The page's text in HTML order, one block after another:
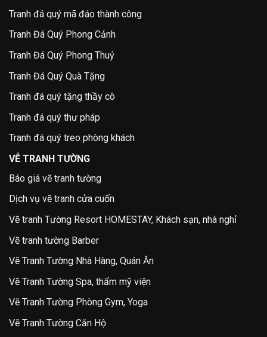
Tranh đá quý mã đáo thành công
Tranh Đá Quý Phong Cảnh
Tranh Đá Quý Phong Thuỷ
Tranh Đá Quý Quà Tặng
Tranh đá quý tặng thầy cô
Tranh đá quý thư pháp
Tranh đá quý treo phòng khách
VỄ TRANH TƯỜNG
Báo giá vẽ tranh tường
Dịch vụ vẽ tranh cửa cuốn
Vẽ tranh Tường Resort HOMESTAY, Khách sạn, nhà nghỉ
Vẽ tranh tường Barber
Vẽ Tranh Tường Nhà Hàng, Quán Ăn
Vẽ Tranh Tường Spa, thẩm mỹ viện
Vẽ Tranh Tường Phòng Gym, Yoga
Vẽ Tranh Tường Căn Hộ